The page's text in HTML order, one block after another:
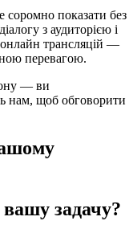
соромно показати без
з аудиторією і
онлайн трансляцій —
перевагою.
— ви
нам, щоб обговорити
вашу задачу?